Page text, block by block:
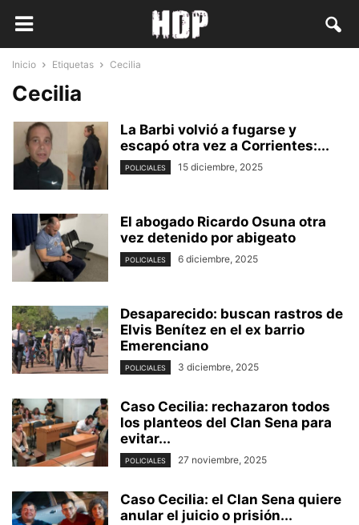
Inicio Etiquetas Cecilia
Cecilia
La Barbi volvió a fugarse y
escapó otra vez a Corrientes:...
POLICIALES 15 diciembre, 2025
El abogado Ricardo Osuna otra
vez detenido por abigeato
POLICIALES 6 diciembre, 2025
Desaparecido: buscan rastros de
Elvis Benítez en el ex barrio
Emerenciano
POLICIALES 3 diciembre, 2025
Caso Cecilia: rechazaron todos
los planteos del Clan Sena para
evitar...
POLICIALES 27 noviembre, 2025
Caso Cecilia: el Clan Sena quiere
anular el juicio o prisión...